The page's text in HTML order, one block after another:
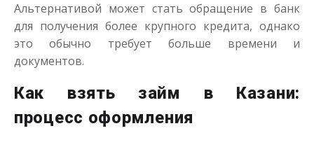
Сумма до50 000₽
Срок от 1 до 21 дня
Получить
Альтернативой может стать обращение в банк
для получения более крупного кредита, однако
это обычно требует больше времени и
документов.
Как взять займ в Казани:
процесс оформления